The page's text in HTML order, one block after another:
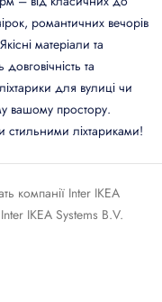
романтичних вечорів
матеріали та
та
для вулиці чи
вашому простору.
стильними ліхтариками!
компанії Inter IKEA
IKEA Systems B.V.